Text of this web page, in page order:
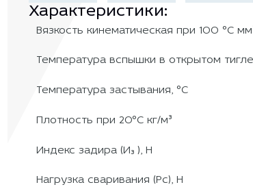
Характеристики:
Вязкость кинематическая при 100 °C
Температура вспышки в открытом
Температура застывания, °C
Плотность при 20°C кг/м³
Индекс задира (И₃ ), Н
Нагрузка сваривания (Рс), Н